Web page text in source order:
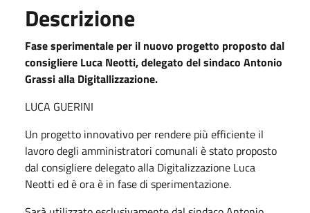
Descrizione
Fase sperimentale per il nuovo progetto proposto dal
consigliere Luca Neotti, delegato del sindaco Antonio
Grassi alla Digitallizzazione.
LUCA GUERINI
Un progetto innovativo per rendere più efficiente il
lavoro degli amministratori comunali è stato proposto
dal consigliere delegato alla Digitalizzazione Luca
Neotti ed è ora è in fase di sperimentazione.